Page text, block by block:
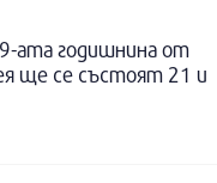
ата годишнина от
ще се състоят 21 и